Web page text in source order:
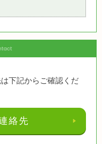
下記からご確認くだ
絡先